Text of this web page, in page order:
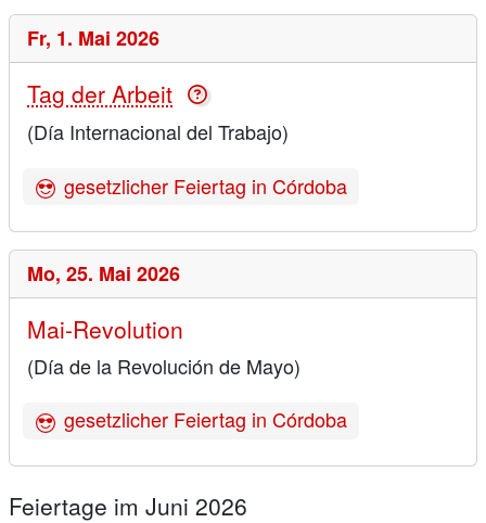
Fr, 1. Mai 2026
Tag der Arbeit
(Día Internacional del Trabajo)
gesetzlicher Feiertag in Córdoba
Mo, 25. Mai 2026
Mai-Revolution
(Día de la Revolución de Mayo)
gesetzlicher Feiertag in Córdoba
Feiertage im Juni 2026